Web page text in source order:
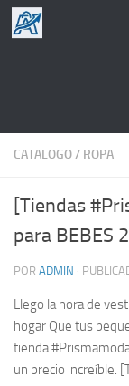
Saltar al
CATALOGO/ ROPA
[Tiendas
para BEBES
POR ADMIN ·
Llego la hora de
hogar Que tus
tienda
un precio increíble.